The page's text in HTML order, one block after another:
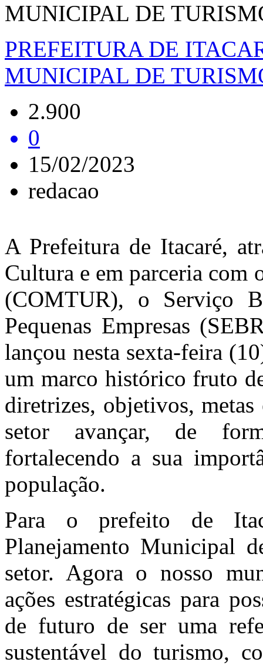
MUNICIPAL DE
PREFEITURA DE
MUNICIPAL DE
2.900
0
15/02/2023
redacao
A Prefeitura de Itacaré,
Cultura e em parceria
(COMTUR), o Serviço
Pequenas Empresas
lançou nesta sexta-feira
um marco histórico fruto
diretrizes, objetivos, metas
setor avançar, de
fortalecendo a sua
população.
Para o prefeito de
Planejamento Municipal
setor. Agora o nosso
ações estratégicas para
de futuro de ser uma
sustentável do turismo,